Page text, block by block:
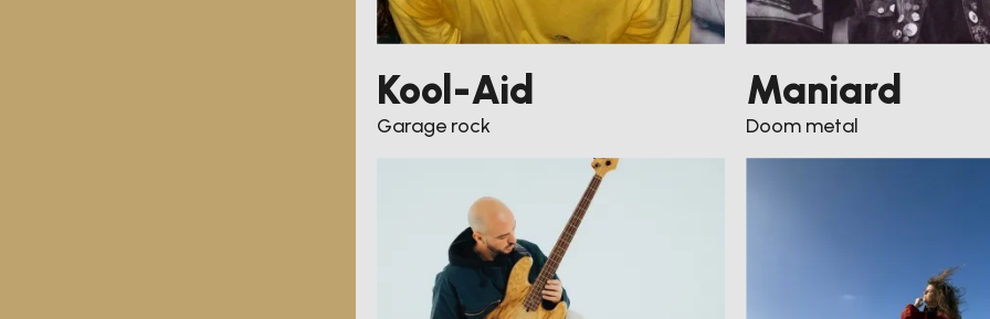
Kool-Aid
Garage rock
Maniard
Doom metal
Agenda
Le Krakatoa
Nos activités
Magazine
Facebook
Youtube